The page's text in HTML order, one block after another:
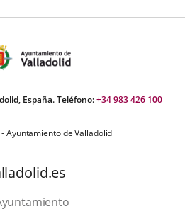
España. Teléfono:+34 983 426 100
Ayuntamiento de Valladolid